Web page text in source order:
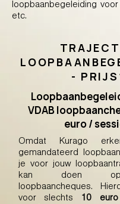
loopbaanbegeleiding
etc.
-
VDAB
euro /
Omdat Kurago
gemandateerd
je voor jouw
kan doen
loopbaancheques.
voor slechts
10